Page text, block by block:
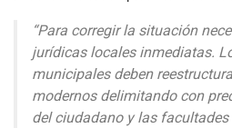
“Para corregir la situación
jurídicas locales inmediatas.
municipales deben
modernos delimitando con
del ciudadano y las